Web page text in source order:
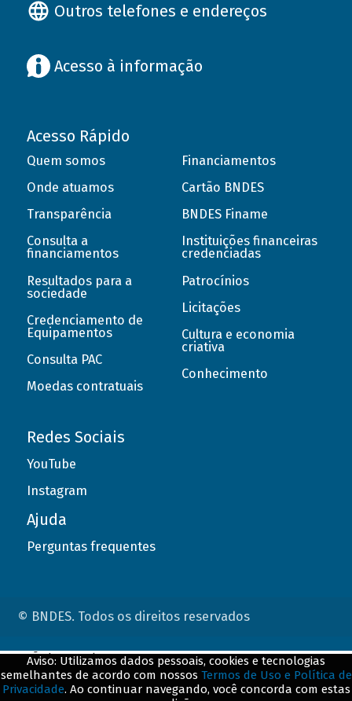
Outros telefones e endereços
Acesso à informação
Acesso Rápido
Quem somos
Onde atuamos
Transparência
Consulta a
financiamentos
Resultados para a
sociedade
Credenciamento de
Equipamentos
Consulta PAC
Moedas contratuais
Financiamentos
Cartão BNDES
BNDES Finame
Instituições financeiras
credenciadas
Patrocínios
Licitações
Cultura e economia
criativa
Conhecimento
Redes Sociais
YouTube
Instagram
Ajuda
Perguntas frequentes
© BNDES. Todos os direitos reservados
Aviso: Utilizamos dados pessoais, cookies e tecnologias
semelhantes de acordo com nossos Termos de Uso e Política de
Privacidade. Ao continuar navegando, você concorda com estas
ConteÃºdo complementar
${title}${badge}